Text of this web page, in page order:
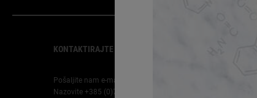
KONTAKTIRAJTE NAS
Pošaljite nam e-mail
Nazovite +385 (0)72 602 028